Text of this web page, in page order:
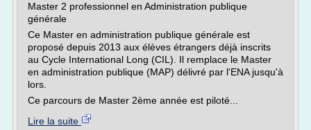
Master 2 professionnel en Administration publique
générale
Ce Master en administration publique générale est
proposé depuis 2013 aux élèves étrangers déjà inscrits
au Cycle International Long (CIL). Il remplace le Master
en administration publique (MAP) délivré par l'ENA jusqu'à
lors.
Ce parcours de Master 2ème année est piloté...
Lire la suite